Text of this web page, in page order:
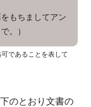
もちましてアン
。）
であることを表して
のとおり文書の